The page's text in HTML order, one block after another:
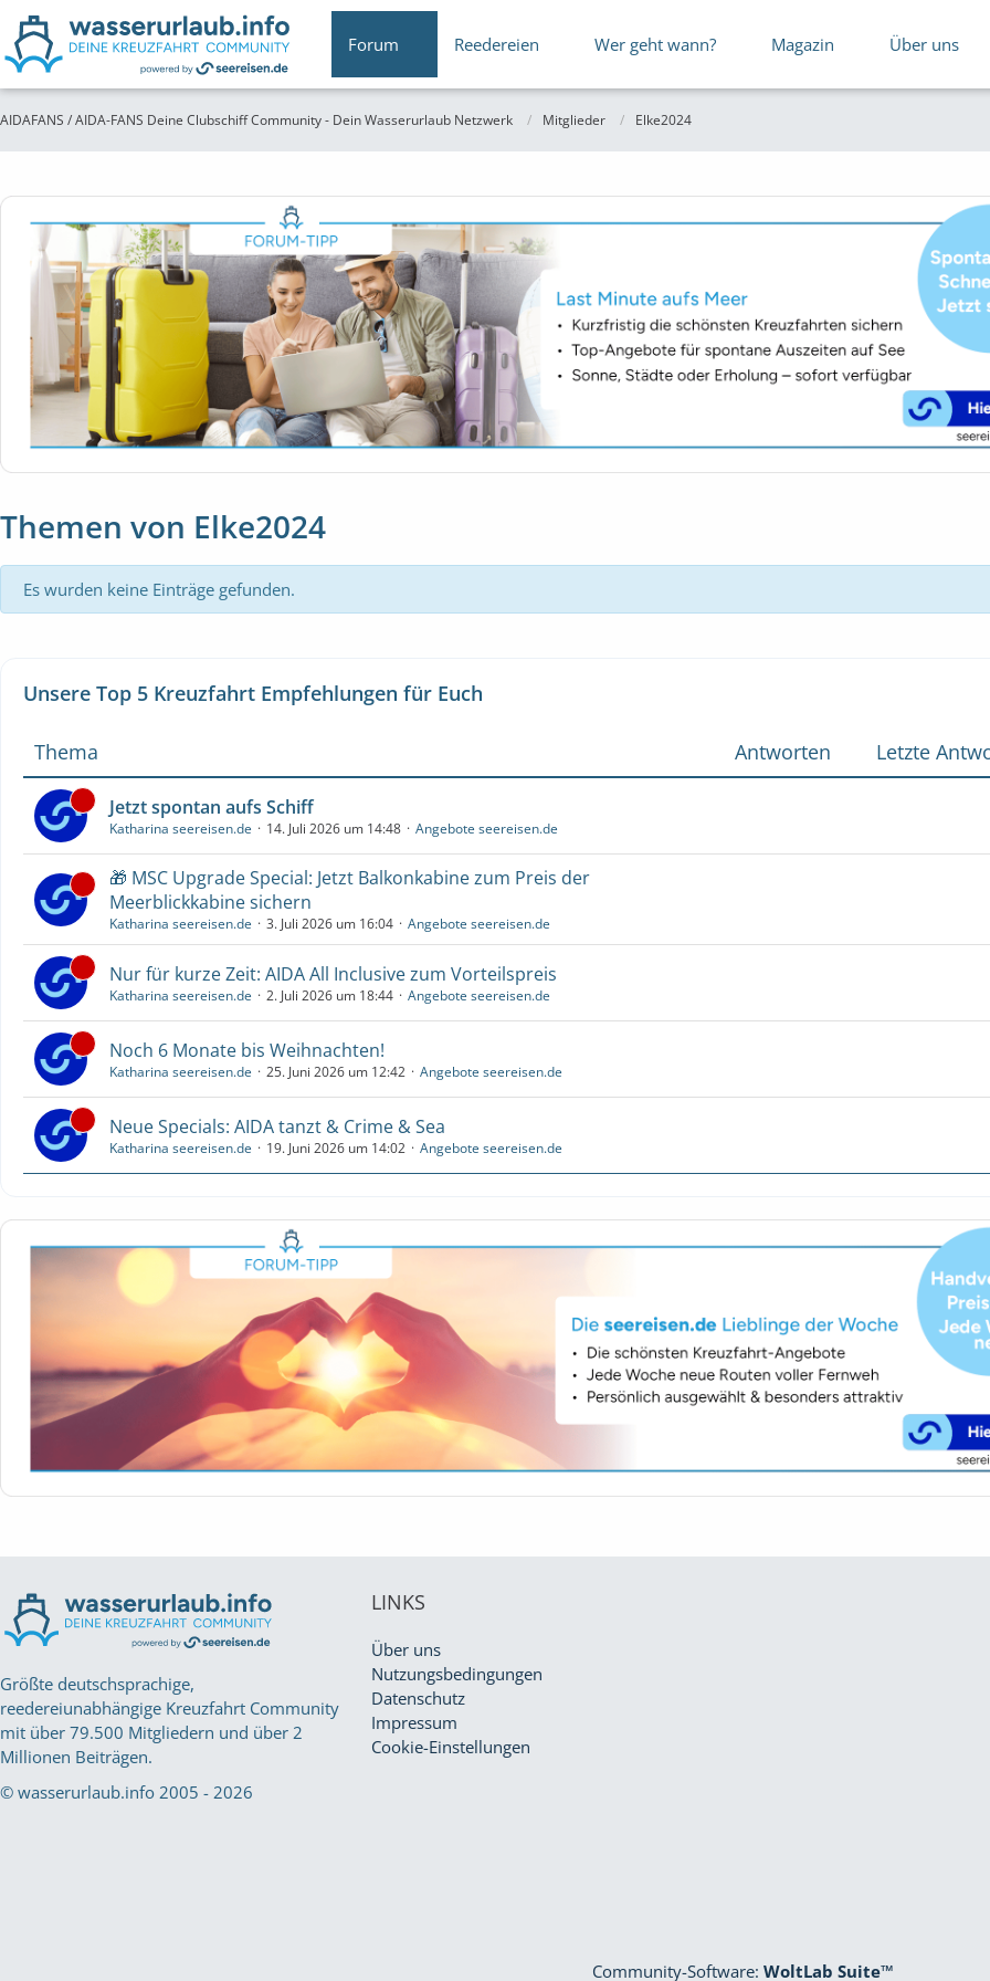
Forum Reedereien Wer geht wann? Magazin Über uns
AIDAFANS / AIDA-FANS Deine Clubschiff Community - Dein Wasserurlaub Netzwerk Mitglieder Elke2024
Themen von Elke2024
Es wurden keine Einträge gefunden.
Unsere Top 5 Kreuzfahrt Empfehlungen für Euch
Thema Antworten Letzte
Jetzt spontan aufs Schiff
Katharina seereisen.de 14. Juli 2026 um 14:48 Angebote seereisen.de
🎁 MSC Upgrade Special: Jetzt Balkonkabine zum Preis der
Meerblickkabine sichern
Katharina seereisen.de 3. Juli 2026 um 16:04 Angebote seereisen.de
Nur für kurze Zeit: AIDA All Inclusive zum Vorteilspreis
Katharina seereisen.de 2. Juli 2026 um 18:44 Angebote seereisen.de
Noch 6 Monate bis Weihnachten!
Katharina seereisen.de 25. Juni 2026 um 12:42 Angebote seereisen.de
Neue Specials: AIDA tanzt & Crime & Sea
Katharina seereisen.de 19. Juni 2026 um 14:02 Angebote seereisen.de
Größte deutschsprachige,
reedereiunabhängige Kreuzfahrt Community
mit über 79.500 Mitgliedern und über 2
Millionen Beiträgen.
© wasserurlaub.info 2005 - 2026
LINKS
Über uns
Nutzungsbedingungen
Datenschutz
Impressum
Cookie-Einstellungen
Community-Software: WoltLab Suite™